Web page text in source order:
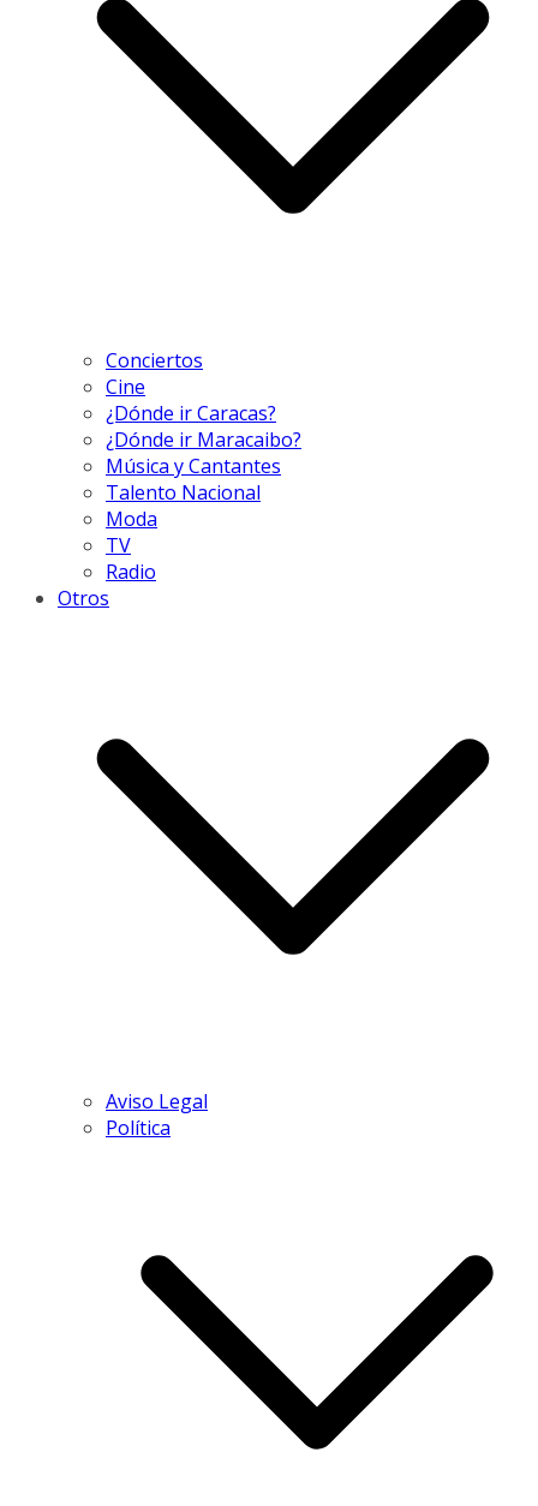
Conciertos
Cine
¿Dónde ir Caracas?
¿Dónde ir Maracaibo?
Música y Cantantes
Talento Nacional
Moda
TV
Radio
Otros
Aviso Legal
Política